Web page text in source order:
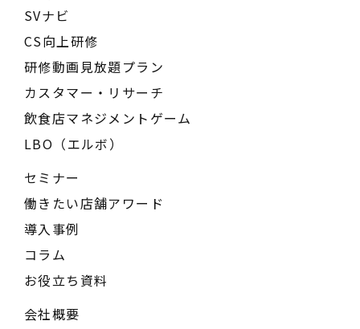
SVナビ
CS向上研修
研修動画見放題プラン
カスタマー・リサーチ
飲食店マネジメントゲーム
LBO（エルボ）
セミナー
働きたい店舗アワード
導入事例
コラム
お役立ち資料
会社概要